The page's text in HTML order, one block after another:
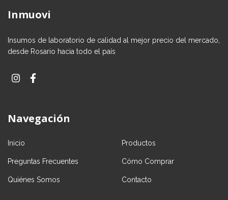
Inmuovi
Insumos de laboratorio de calidad al mejor precio del mercado,
desde Rosario hacia todo el país
Navegación
Inicio Productos
Preguntas Frecuentes Cómo Comprar
Quiénes Somos Contacto